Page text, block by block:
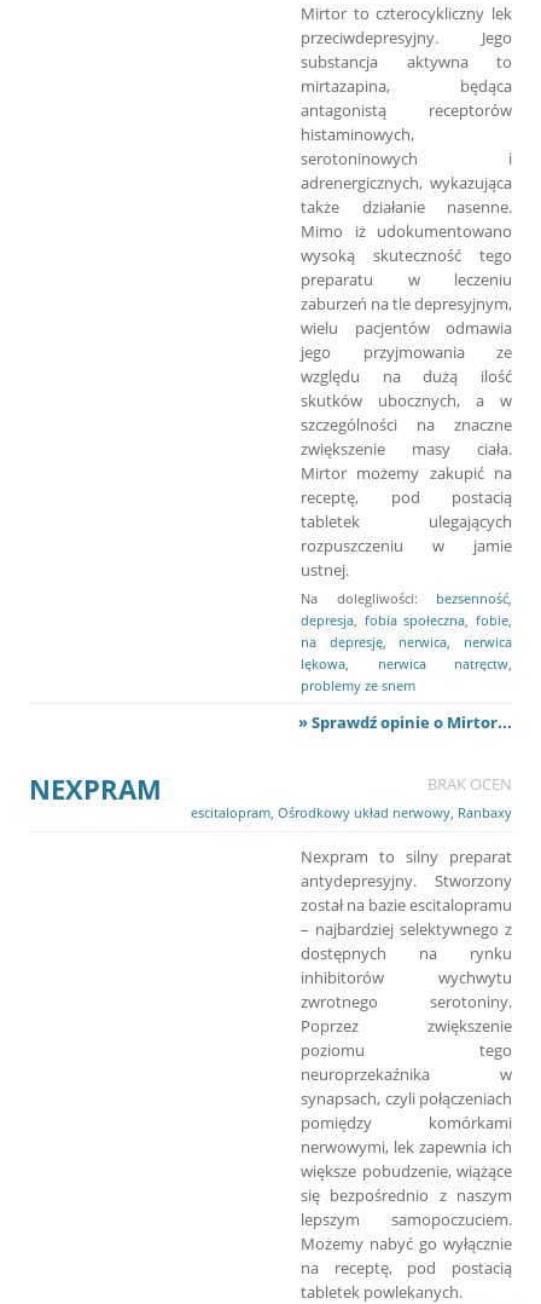
Mirtor to czterocykliczny lek
przeciwdepresyjny. Jego
substancja aktywna to
mirtazapina, będąca
antagonistą receptorów
histaminowych,
serotoninowych i
adrenergicznych, wykazująca
także działanie nasenne.
Mimo iż udokumentowano
wysoką skuteczność tego
preparatu w leczeniu
zaburzeń na tle depresyjnym,
wielu pacjentów odmawia
jego przyjmowania ze
względu na dużą ilość
skutków ubocznych, a w
szczególności na znaczne
zwiększenie masy ciała.
Mirtor możemy zakupić na
receptę, pod postacią
tabletek ulegających
rozpuszczeniu w jamie
ustnej.
Na dolegliwości: bezsenność
depresja fobia społeczna ,fobie
na depresję, nerwica
nerwica
lękowa
nerwica natręctw
problemy ze snem
» Sprawdź opinie o Mirtor...
NEXPRAM BRAK OCEN
escitalopram Ośrodkowy układ nerwowy Ranbaxy
Nexpram to silny preparat
antydepresyjny. Stworzony
został na bazie escitalopramu
– najbardziej selektywnego z
dostępnych na rynku
inhibitorów wychwytu
zwrotnego serotoniny.
Poprzez zwiększenie
poziomu tego
neuroprzekaźnika w
synapsach, czyli połączeniach
pomiędzy komórkami
nerwowymi, lek zapewnia ich
większe pobudzenie, wiążące
się bezpośrednio z naszym
lepszym samopoczuciem.
Możemy nabyć go wyłącznie
na receptę, pod postacią
tabletek powlekanych.